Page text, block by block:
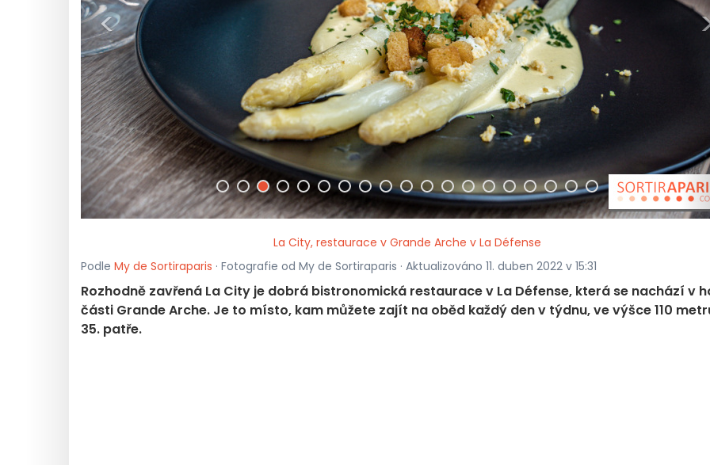
<
La City, restaurace v Grande Arche v La Défense
Podle My de Sortiraparis · Fotografie od My de Sortiraparis · Aktualizováno 11. duben 2022 v 15:31
Rozhodně zavřená La City je dobrá bistronomická restaurace v La Défense, která se nachází v
části Grande Arche. Je to místo, kam můžete zajít na oběd každý den v týdnu, ve výšce 110
35. patře.